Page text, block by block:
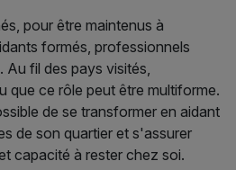
pour être maintenus à
formés, professionnels
Au fil des pays visités,
que ce rôle peut être multiforme.
de se transformer en aidant
de son quartier et s'assurer
capacité à rester chez soi.